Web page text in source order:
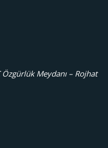
Meydanı – Rojhat